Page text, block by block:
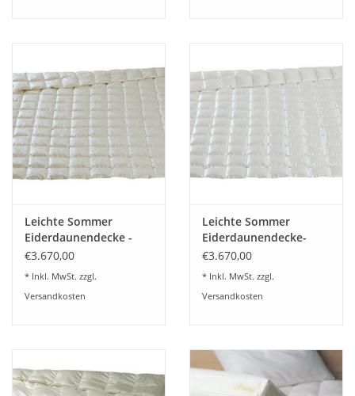
Leichte Sommer
Eiderdaunendecke -
Seide gemustert
€3.670,00
* Inkl. MwSt. zzgl.
Versandkosten
Leichte Sommer
Eiderdaunendecke-
Seide UNI
€3.670,00
* Inkl. MwSt. zzgl.
Versandkosten